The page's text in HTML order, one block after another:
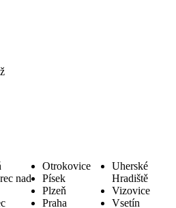
nad
Otrokovice
Písek
Plzeň
Praha
Uherské
Hradiště
Vizovice
Vsetín